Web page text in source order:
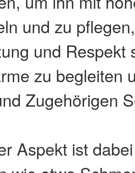
und zu
und Respekt
zu begleiten
Zugehörigen
Aspekt ist